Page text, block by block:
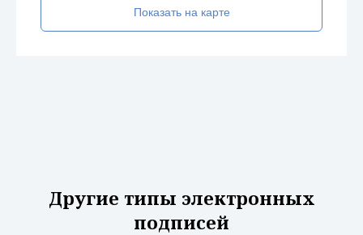
Показать на карте
Другие типы электронных
подписей